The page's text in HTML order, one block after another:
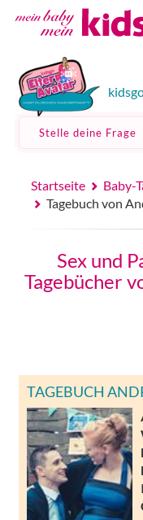
Stelle deine Frage
Startseite
Baby-
Tagebuch von
Sex und
Tagebücher
TAGEBUCH